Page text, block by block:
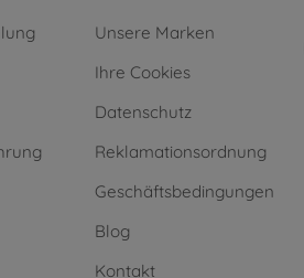
Unsere Marken
Ihre Cookies
Datenschutz
Reklamationsordnung
Geschäftsbedingungen
Blog
Kontakt